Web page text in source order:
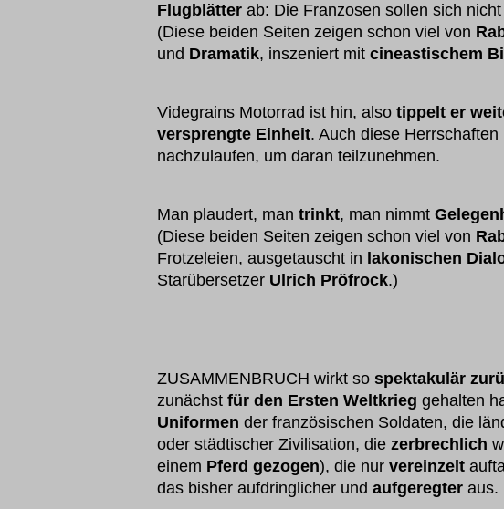
Flugblätter ab: Die Franzosen sollen sich nicht
(Diese beiden Seiten zeigen schon viel von
und Dramatik, inszeniert mit cineastischem
Videgrains Motorrad ist hin, also tippelt er
versprengte Einheit. Auch diese Herrschaften
nachzulaufen, um daran teilzunehmen.
Man plaudert, man trinkt, man nimmt
(Diese beiden Seiten zeigen schon viel von
Frotzeleien, ausgetauscht in lakonischen
Starübersetzer Ulrich Pröfrock.)
ZUSAMMENBRUCH wirkt so spektakulär
zunächst für den Ersten Weltkrieg gehalten
Uniformen der französischen Soldaten, die
oder städtischer Zivilisation, die zerbrechlich
einem Pferd gezogen), die nur vereinzelt
das bisher aufdringlicher und aufgeregter aus.